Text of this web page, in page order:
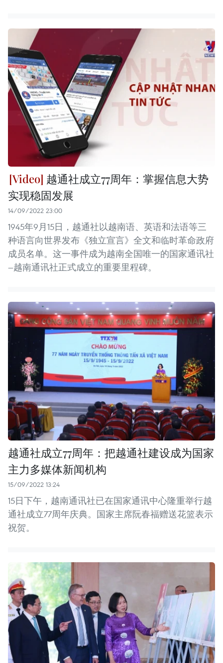
越通社成立77周年：掌握信息大势
实现稳固发展
14/09/2022 23:00
1945年9月15日，越通社以越南语、英语和法语等三
种语言向世界发布《独立宣言》全文和临时革命政府
成员名单。这一事件成为越南全国唯一的国家通讯社
—越南通讯社正式成立的重要里程碑。
越通社成立77周年：把越通社建设成为国家
主力多媒体新闻机构
15/09/2022 13:24
15日下午，越南通讯社已在国家通讯中心隆重举行越
通社成立77周年庆典。国家主席阮春福赠送花篮表示
祝贺。